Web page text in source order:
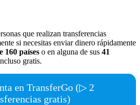
que realizan transferencias
si necesitas enviar dinero rápidamente
160 países o en alguna de sus 41
gratis.
en TransferGo (▷ 2
gratis)